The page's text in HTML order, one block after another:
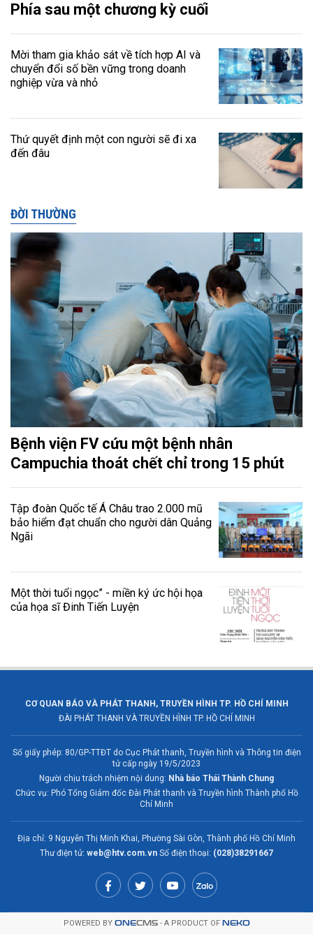
Phía sau một chương kỳ cuối
Mời tham gia khảo sát về tích hợp AI và
chuyển đổi số bền vững trong doanh
nghiệp vừa và nhỏ
Thứ quyết định một con người sẽ đi xa
đến đâu
ĐỜI THƯỜNG
Bệnh viện FV cứu một bệnh nhân
Campuchia thoát chết chỉ trong 15 phút
Tập đoàn Quốc tế Á Châu trao 2.000 mũ
bảo hiểm đạt chuẩn cho người dân Quảng
Ngãi
Một thời tuổi ngọc” - miền ký ức hội họa
của họa sĩ Đinh Tiến Luyện
CƠ QUAN BÁO VÀ PHÁT THANH, TRUYỀN HÌNH TP. HỒ CHÍ MINH
ĐÀI PHÁT THANH VÀ TRUYỀN HÌNH TP. HỒ CHÍ MINH
Số giấy phép: 80/GP-TTĐT do Cục Phát thanh, Truyền hình và Thông tin điện
tử cấp ngày 19/5/2023
Người chịu trách nhiệm nội dung: Nhà báo Thái Thành Chung
Chức vụ: Phó Tổng Giám đốc Đài Phát thanh và Truyền hình Thành phố Hồ
Chí Minh
Địa chỉ: 9 Nguyễn Thị Minh Khai, Phường Sài Gòn, Thành phố Hồ Chí Minh
Thư điện tử: web@htv.com.vn Số điện thoại: (028)38291667
POWERED BY ONECMS- A PRODUCT OF NEKO